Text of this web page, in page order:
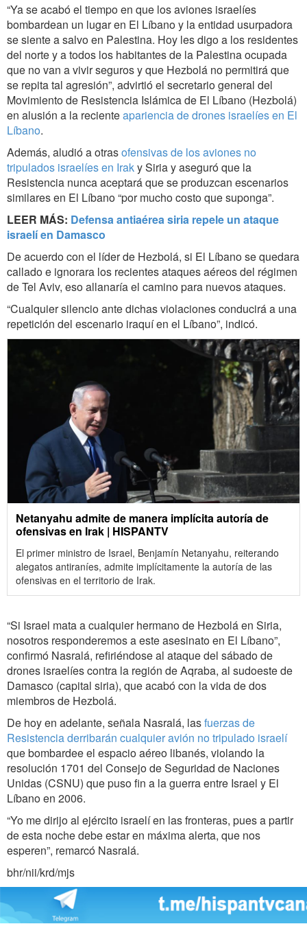
“Ya se acabó el tiempo en que los aviones israelíes
bombardean un lugar en El Líbano y la entidad usurpadora
se siente a salvo en Palestina. Hoy les digo a los residentes
del norte y a todos los habitantes de la Palestina ocupada
que no van a vivir seguros y que Hezbolá no permitirá que
se repita tal agresión”, advirtió el secretario general del
Movimiento de Resistencia Islámica de El Líbano (Hezbolá)
en alusión a la recienteapariencia de drones israelíes en El
Líbano.
Además, aludió a otrasofensivas de los aviones no
tripulados israelíes en Iraky Siria y aseguró que la
Resistencia nunca aceptará que se produzcan escenarios
similares en El Líbano “por mucho costo que suponga”.
LEER MÁS: Defensa antiaérea siria repele un ataque
israelí en Damasco
De acuerdo con el líder de Hezbolá, si El Líbano se quedara
callado e ignorara los recientes ataques aéreos del régimen
de Tel Aviv, eso allanaría el camino para nuevos ataques.
“Cualquier silencio ante dichas violaciones conducirá a una
repetición del escenario iraquí en el Líbano”, indicó.
Netanyahu admite de manera implícita autoría de
ofensivas en Irak | HISPANTV
El primer ministro de Israel, Benjamín Netanyahu, reiterando
alegatos antiraníes, admite implícitamente la autoría de las
ofensivas en el territorio de Irak.
“Si Israel mata a cualquier hermano de Hezbolá en Siria,
nosotros responderemos a este asesinato en El Líbano”,
confirmó Nasralá, refiriéndose al ataque del sábado de
drones israelíes contra la región de Aqraba, al sudoeste de
Damasco (capital siria), que acabó con la vida de dos
miembros de Hezbolá.
De hoy en adelante, señala Nasralá, lasfuerzas de
Resistencia derribarán cualquier avión no tripulado israelí
que bombardee el espacio aéreo libanés, violando la
resolución 1701 del Consejo de Seguridad de Naciones
Unidas (CSNU) que puso fin a la guerra entre Israel y El
Líbano en 2006.
“Yo me dirijo al ejército israelí en las fronteras, pues a partir
de esta noche debe estar en máxima alerta, que nos
esperen”, remarcó Nasralá.
bhr/nii/krd/mjs